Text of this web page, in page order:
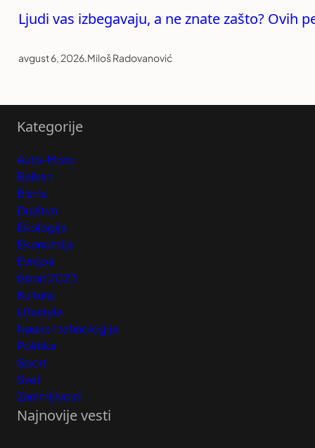
Ljudi vas izbegavaju, a ne znate zašto?
avgust 6, 2026.Miloš Radovanović
Kategorije
Auto-Moto
Balkan
Biznis
Društvo
Ekologija
Ekonomija
Evropa
Izbori 2023
Kultura
Lifestyle
Nauka i tehnologija
Politika
Sport
Svet
Zanimljivosti
Najnovije vesti